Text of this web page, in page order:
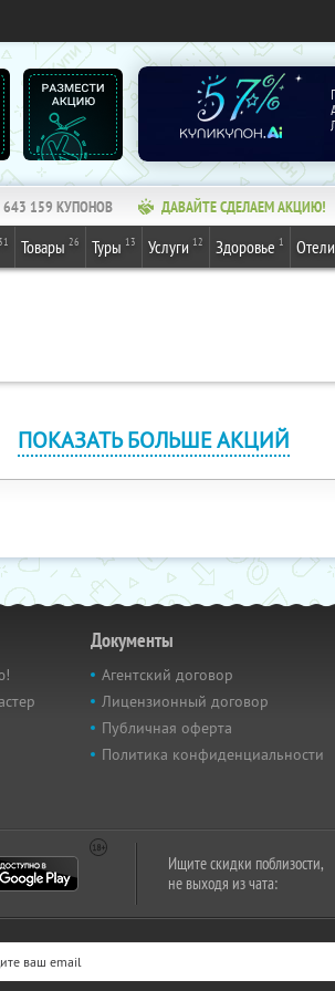
643 159 КУПОНОВ ДАВАЙТЕ СДЕЛАЕМ АКЦИЮ!
Товары 26 Туры 13 Услуги 12 Здоровье 1 Отели
ПОКАЗАТЬ БОЛЬШЕ АКЦИЙ
Документы
Агентский договор
Лицензионный договор
Публичная оферта
Политика конфиденциальности
Ищите скидки поблизости,
не выходя из чата: